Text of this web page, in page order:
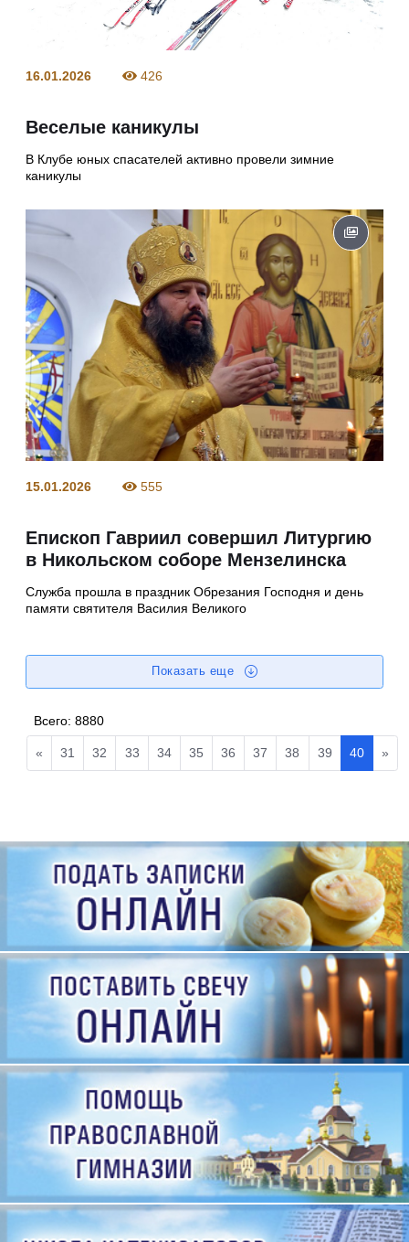
16.01.2026 426
Веселые каникулы
В Клубе юных спасателей активно провели зимние
каникулы
15.01.2026 555
Епископ Гавриил совершил Литургию
в Никольском соборе Мензелинска
Служба прошла в праздник Обрезания Господня и день
памяти святителя Василия Великого
Показать еще
Всего:8880
« 31 32 33 34 35 36 37 38 39 40 »